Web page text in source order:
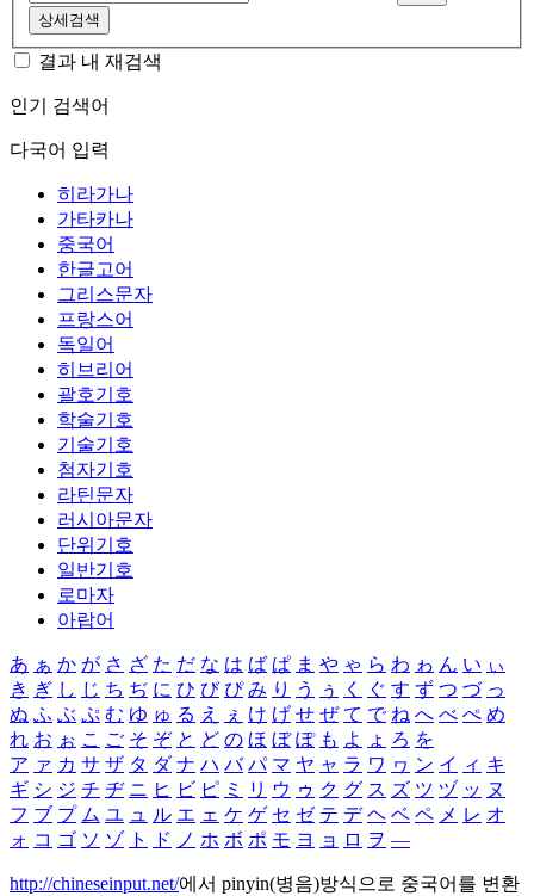
상세검색
결과 내 재검색
인기 검색어
다국어 입력
히라가나
가타카나
중국어
한글고어
그리스문자
프랑스어
독일어
히브리어
괄호기호
학술기호
기술기호
첨자기호
라틴문자
러시아문자
단위기호
일반기호
로마자
아랍어
あ ぁ か が さ ざ た だ な は ば ぱ ま や ゃ ら わ ゎ ん い ぃ
き ぎ し じ ち ぢ に ひ び ぴ み り う ぅ く ぐ す ず つ づ っ
ぬ ふ ぶ ぷ む ゆ ゅ る え ぇ け げ せ ぜ て で ね へ べ ぺ め
れ お ぉ こ ご そ ぞ と ど の ほ ぼ ぽ も よ ょ ろ を
ア ァ カ サ ザ タ ダ ナ ハ バ パ マ ヤ ャ ラ ワ ヮ ン イ ィ キ
ギ シ ジ チ ヂ ニ ヒ ビ ピ ミ リ ウ ゥ ク グ ス ズ ツ ヅ ッ ヌ
フ ブ プ ム ユ ュ ル エ ェ ケ ゲ セ ゼ テ デ ヘ ベ ペ メ レ オ
ォ コ ゴ ソ ゾ ト ド ノ ホ ボ ポ モ ヨ ョ ロ ヲ ―
http://chineseinput.net/에서 pinyin(병음)방식으로 중국어를 변환